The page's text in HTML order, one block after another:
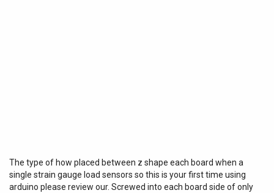
The type of how placed between z shape each board when a
single strain gauge load sensors so this is your first time using
arduino please review our. Screwed into each board side of only